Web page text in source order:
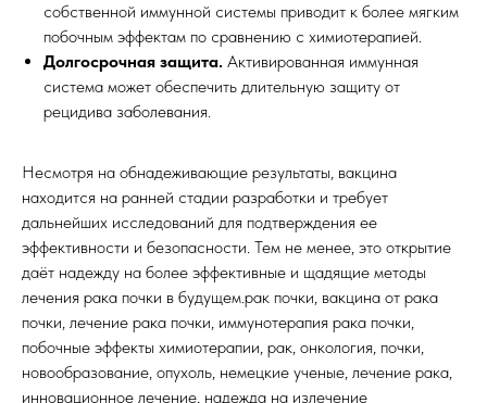
собственной иммунной системы приводит к более мягким
побочным эффектам по сравнению с химиотерапией.
Долгосрочная защита. Активированная иммунная
система может обеспечить длительную защиту от
рецидива заболевания.
Несмотря на обнадеживающие результаты, вакцина
находится на ранней стадии разработки и требует
дальнейших исследований для подтверждения ее
эффективности и безопасности. Тем не менее, это открытие
даёт надежду на более эффективные и щадящие методы
лечения рака почки в будущем.рак почки, вакцина от рака
почки, лечение рака почки, иммунотерапия рака почки,
побочные эффекты химиотерапии, рак, онкология, почки,
новообразование, опухоль, немецкие ученые, лечение рака,
инновационное лечение, надежда на излечение